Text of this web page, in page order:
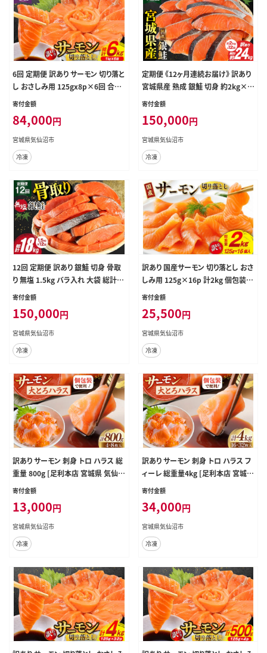
6回 定期便 訳あり サーモン 切り落と
し おさしみ用 125gx8p×6回 合計
6kg [足利本店 宮城県 気仙沼市 20
身 刺し身 刺身 生食 個包装 小分け
カット済み 銀鮭 チリ銀鮭
寄付金額
84,000円
宮城県気仙沼市
冷凍
定期便 《12ヶ月連続お届け》 訳あり
宮城県産 熟成 銀鮭 切身 約2kg×1
2回 計24kg [宮城東洋 宮城県 気仙
け 鮭 甘口 サケ 鮭切身 シャケ 切り身
冷凍 おかず 弁当 支援 事業者支援
サーモン
寄付金額
150,000円
宮城県気仙沼市
冷凍
12回 定期便 訳あり 銀鮭 切身 骨取
り 無塩 1.5kg バラ入れ 大袋 総計18
kg [足利本店 宮城県 気仙沼市 205
海鮮 魚介 規格外 不揃い さけ サケ
鮭切身 シャケ 切り身 冷凍 家庭用 銀
鮭切り身 簡易包装 訳アリ わけあり
寄付金額
150,000円
宮城県気仙沼市
冷凍
訳あり 国産サーモン 切り落とし おさ
しみ用 125g×16p 計2kg 個包装
[足利本店 宮城県 気仙沼市 205659
刺し身 刺し身 海鮮 真空パック 冷凍
訳アリ
寄付金額
25,500円
宮城県気仙沼市
冷凍
訳あり サーモン 刺身 トロ ハラス 総
重量 800g [足利本店 宮城県 気仙沼
市 20564915] 魚 魚介類 海鮮 さけ
す 鮭ハラス 個包装 骨取り 魚介 生食
用 真空パック
寄付金額
13,000円
宮城県気仙沼市
冷凍
訳あり サーモン 刺身 トロ ハラス フ
ィーレ 総重量4kg [足利本店 宮城県
気仙沼市 20565969] 魚 魚介類 海
身 はらす 鮭ハラス 個包装 骨取り 魚
介 小分け 生食用 真空パック
寄付金額
34,000円
宮城県気仙沼市
冷凍